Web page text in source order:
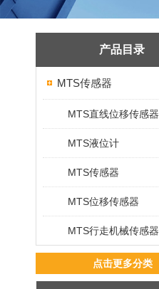
产品目录
MTS传感器
MTS直线位移传感器
MTS液位计
MTS传感器
MTS位移传感器
MTS行走机械传感器
点击更多分类